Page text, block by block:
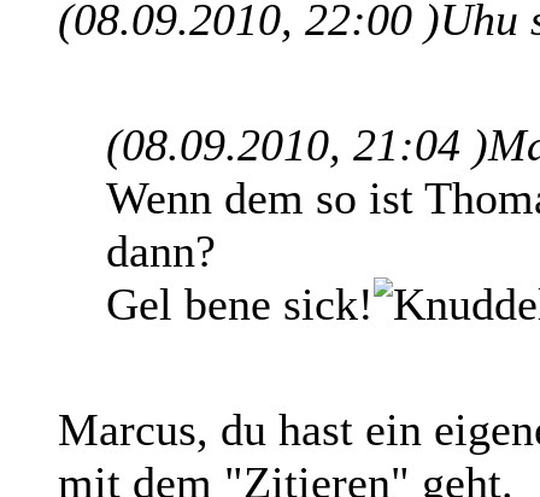
(08.09.2010, 22:00 )Uhu
(08.09.2010, 21:04 )
Wenn dem so ist
dann?
Gel bene sick!
Marcus, du hast ein
mit dem "Zitieren" geht.